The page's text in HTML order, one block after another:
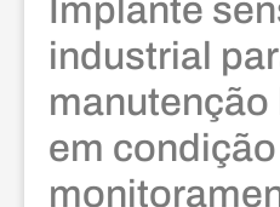
Implante
industrial
em